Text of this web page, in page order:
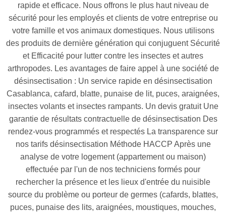
rapide et efficace. Nous offrons le plus haut niveau de
sécurité pour les employés et clients de votre entreprise ou
votre famille et vos animaux domestiques. Nous utilisons
des produits de dernière génération qui conjuguent Sécurité
et Efficacité pour lutter contre les insectes et autres
arthropodes. Les avantages de faire appel à une société de
désinsectisation : Un service rapide en désinsectisation
Casablanca, cafard, blatte, punaise de lit, puces, araignées,
insectes volants et insectes rampants. Un devis gratuit Une
garantie de résultats contractuelle de désinsectisation Des
rendez-vous programmés et respectés La transparence sur
nos tarifs désinsectisation Méthode HACCP Après une
analyse de votre logement (appartement ou maison)
effectuée par l'un de nos techniciens formés pour
rechercher la présence et les lieux d'entrée du nuisible
source du problème ou porteur de germes (cafards, blattes,
puces, punaise des lits, araignées, moustiques, mouches,